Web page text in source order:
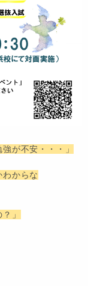
が不安・・・」
わからな
」